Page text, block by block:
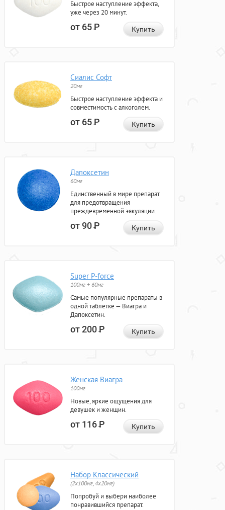
Быстрое наступление эффекта,
уже через 20 минут.
от 65Р Купить
Сиалис Софт
20мг
Быстрое наступление эффекта и
совместимость с алкоголем.
от 65Р Купить
Дапоксетин
60мг
Единственный в мире препарат
для предотвращения
преждевременной эякуляции.
от 90Р Купить
Super P-force
100мг + 60мг
Самые популярные препараты в
одной таблетке — Виагра и
Дапоксетин.
от 200Р Купить
Женская Виагра
100мг
Новые, яркие ощущения для
девушек и женщин.
от 116Р Купить
Набор Классический
(2x100мг, 4x20мг)
Попробуй и выбери наиболее
понравившийся препарат.